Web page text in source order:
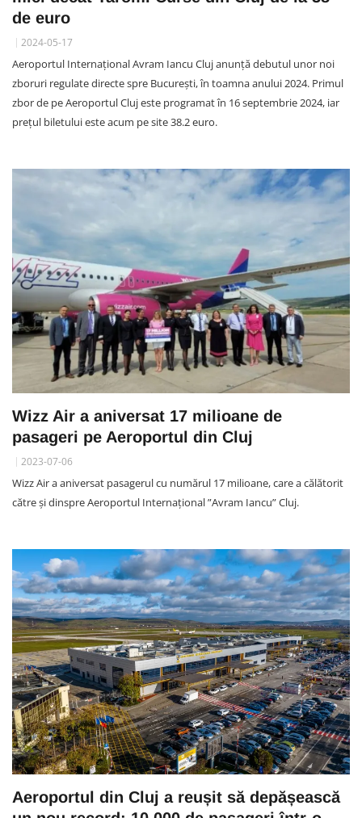
de euro
2024-05-17
Aeroportul Internațional Avram Iancu Cluj anunță debutul unor noi
zboruri regulate directe spre Bucureşti, în toamna anului 2024. Primul
zbor de pe Aeroportul Cluj este programat în 16 septembrie 2024, iar
prețul biletului este acum pe site 38.2 euro.
Wizz Air a aniversat 17 milioane de
pasageri pe Aeroportul din Cluj
2023-07-06
Wizz Air a aniversat pasagerul cu numărul 17 milioane, care a călătorit
către și dinspre Aeroportul Internațional ”Avram Iancu” Cluj.
Aeroportul din Cluj a reușit să depășească